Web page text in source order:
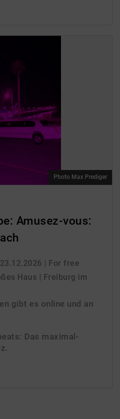
Amusez-vous:
| For free
Haus | Freiburg im
gibt es online und an
Das maximal-
Photo Max Prediger